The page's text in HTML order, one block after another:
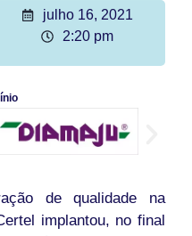
julho 16, 2021
2:20 pm
de qualidade na
implantou, no final